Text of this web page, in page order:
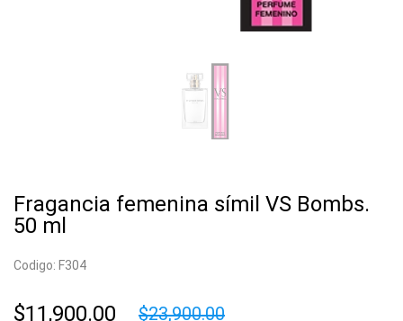
Fragancia femenina símil VS Bombs.
50 ml
Codigo: F304
$11,900.00 $23,900.00